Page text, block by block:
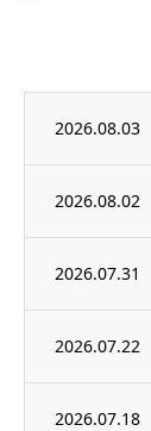
2026.08.03
2026.08.02
2026.07.31
2026.07.22
2026.07.18